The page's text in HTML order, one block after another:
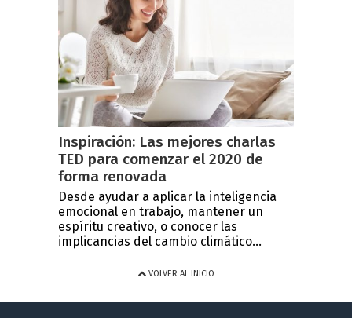
Inspiración: Las mejores charlas
TED para comenzar el 2020 de
forma renovada
Desde ayudar a aplicar la inteligencia
emocional en trabajo, mantener un
espíritu creativo, o conocer las
implicancias del cambio climático...
VOLVER AL INICIO